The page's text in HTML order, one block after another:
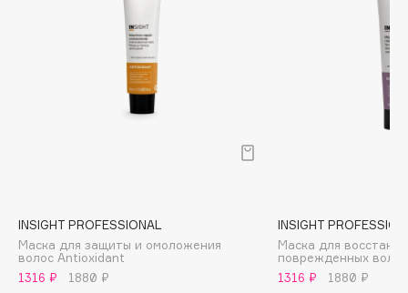
Balmain Hair Couture
ЭКСКЛЮЗИВ
Beauty Pati
Beautyblades
НОВИНКА
beautyblender
INSIGHT PROFESSIONAL
Маска для защиты и омоложения
волос Antioxidant
1316 ₽
1880 ₽
INSIGHT
Маска для
поврежденных
1316 ₽
1880 ₽